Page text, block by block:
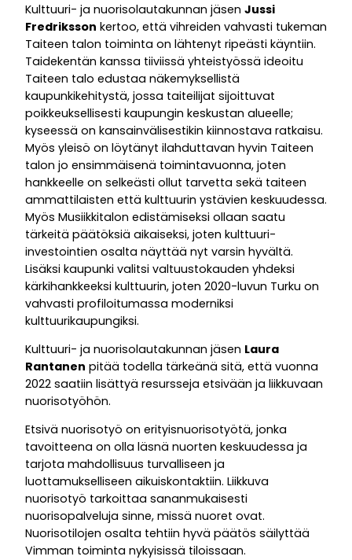
Kulttuuri- ja nuorisolautakunnan jäsen Jussi
Fredriksson kertoo, että vihreiden vahvasti tukeman
Taiteen talon toiminta on lähtenyt ripeästi käyntiin.
Taidekentän kanssa tiiviissä yhteistyössä ideoitu
Taiteen talo edustaa näkemyksellistä
kaupunkikehitystä, jossa taiteilijat sijoittuvat
poikkeuksellisesti kaupungin keskustan alueelle;
kyseessä on kansainvälisestikin kiinnostava ratkaisu.
Myös yleisö on löytänyt ilahduttavan hyvin Taiteen
talon jo ensimmäisenä toimintavuonna, joten
hankkeelle on selkeästi ollut tarvetta sekä taiteen
ammattilaisten että kulttuurin ystävien keskuudessa.
Myös Musiikkitalon edistämiseksi ollaan saatu
tärkeitä päätöksiä aikaiseksi, joten kulttuuri-
investointien osalta näyttää nyt varsin hyvältä.
Lisäksi kaupunki valitsi valtuustokauden yhdeksi
kärkihankkeeksi kulttuurin, joten 2020-luvun Turku on
vahvasti profiloitumassa moderniksi
kulttuurikaupungiksi.
Kulttuuri- ja nuorisolautakunnan jäsen Laura
Rantanen pitää todella tärkeänä sitä, että vuonna
2022 saatiin lisättyä resursseja etsivään ja liikkuvaan
nuorisotyöhön.
Etsivä nuorisotyö on erityisnuorisotyötä, jonka
tavoitteena on olla läsnä nuorten keskuudessa ja
tarjota mahdollisuus turvalliseen ja
luottamukselliseen aikuiskontaktiin. Liikkuva
nuorisotyö tarkoittaa sananmukaisesti
nuorisopalveluja sinne, missä nuoret ovat.
Nuorisotilojen osalta tehtiin hyvä päätös säilyttää
Vimman toiminta nykyisissä tiloissaan.